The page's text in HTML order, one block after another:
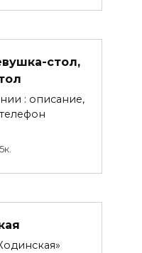
стол,
: описание,